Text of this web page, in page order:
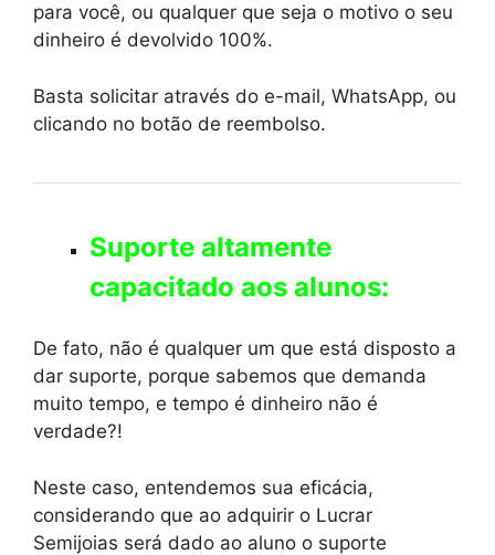
para você, ou qualquer que seja o motivo o seu
dinheiro é devolvido 100%.
Basta solicitar através do e-mail, WhatsApp, ou
clicando no botão de reembolso.
Suporte altamente
capacitado aos alunos:
De fato, não é qualquer um que está disposto a
dar suporte, porque sabemos que demanda
muito tempo, e tempo é dinheiro não é
verdade?!
Neste caso, entendemos sua eficácia,
considerando que ao adquirir o Lucrar
Semijoias será dado ao aluno o suporte